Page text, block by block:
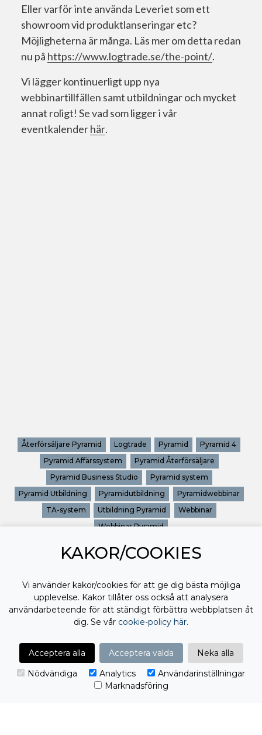
Eller varför inte använda Leveriet som ett
showroom vid produktlanseringar etc?
Möjligheterna är många. Läs mer om detta redan
nu på https://www.logtrade.se/the-point/.
Vi lägger kontinuerligt upp nya
webbinartillfällen samt utbildningar och mycket
annat roligt! Se vad som ligger i vår
eventkalenderhär.
Återförsäljare Pyramid Logtrade Pyramid
Pyramid 4
Pyramid Affärssystem
Pyramid Återförsäljare
Pyramid Business Studio
Pyramid system
Pyramid Utbildning
Pyramidutbildning
Pyramidwebbinar
TA-system
Utbildning Pyramid
Webbinar
Webbinar Pyramid
KAKOR/COOKIES
Vi använder kakor/cookies för att ge dig bästa möjliga
upplevelse. Kakor tillåter oss också att analysera
användarbeteende för att ständigt förbättra webbplatsen åt
dig. Se vår cookie-policy här.
Acceptera alla Acceptera valda
Neka alla
Nödvändiga
Analytics
Användarinställningar
Marknadsföring